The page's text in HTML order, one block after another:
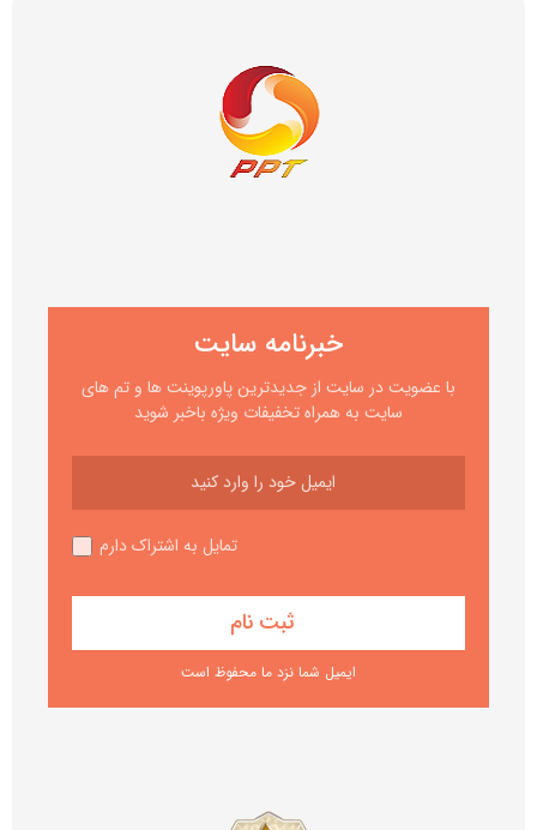
خبرنامه سایت
با عضویت در سایت از جدیدترین پاورپوینت ها و تم های
سایت به همراه تخفیفات ویژه باخبر شوید
تمایل به اشتراک دارم
ایمیل شما نزد ما محفوظ است